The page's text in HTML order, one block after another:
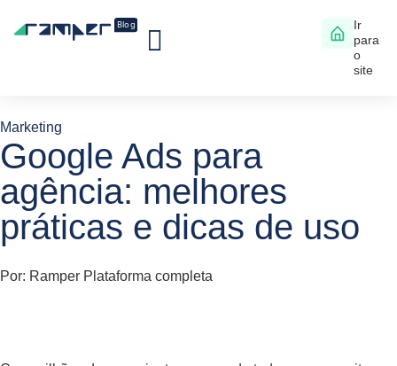
Ir
para
o
site
Marketing
Google Ads para
agência: melhores
práticas e dicas de uso
Por: Ramper Plataforma completa